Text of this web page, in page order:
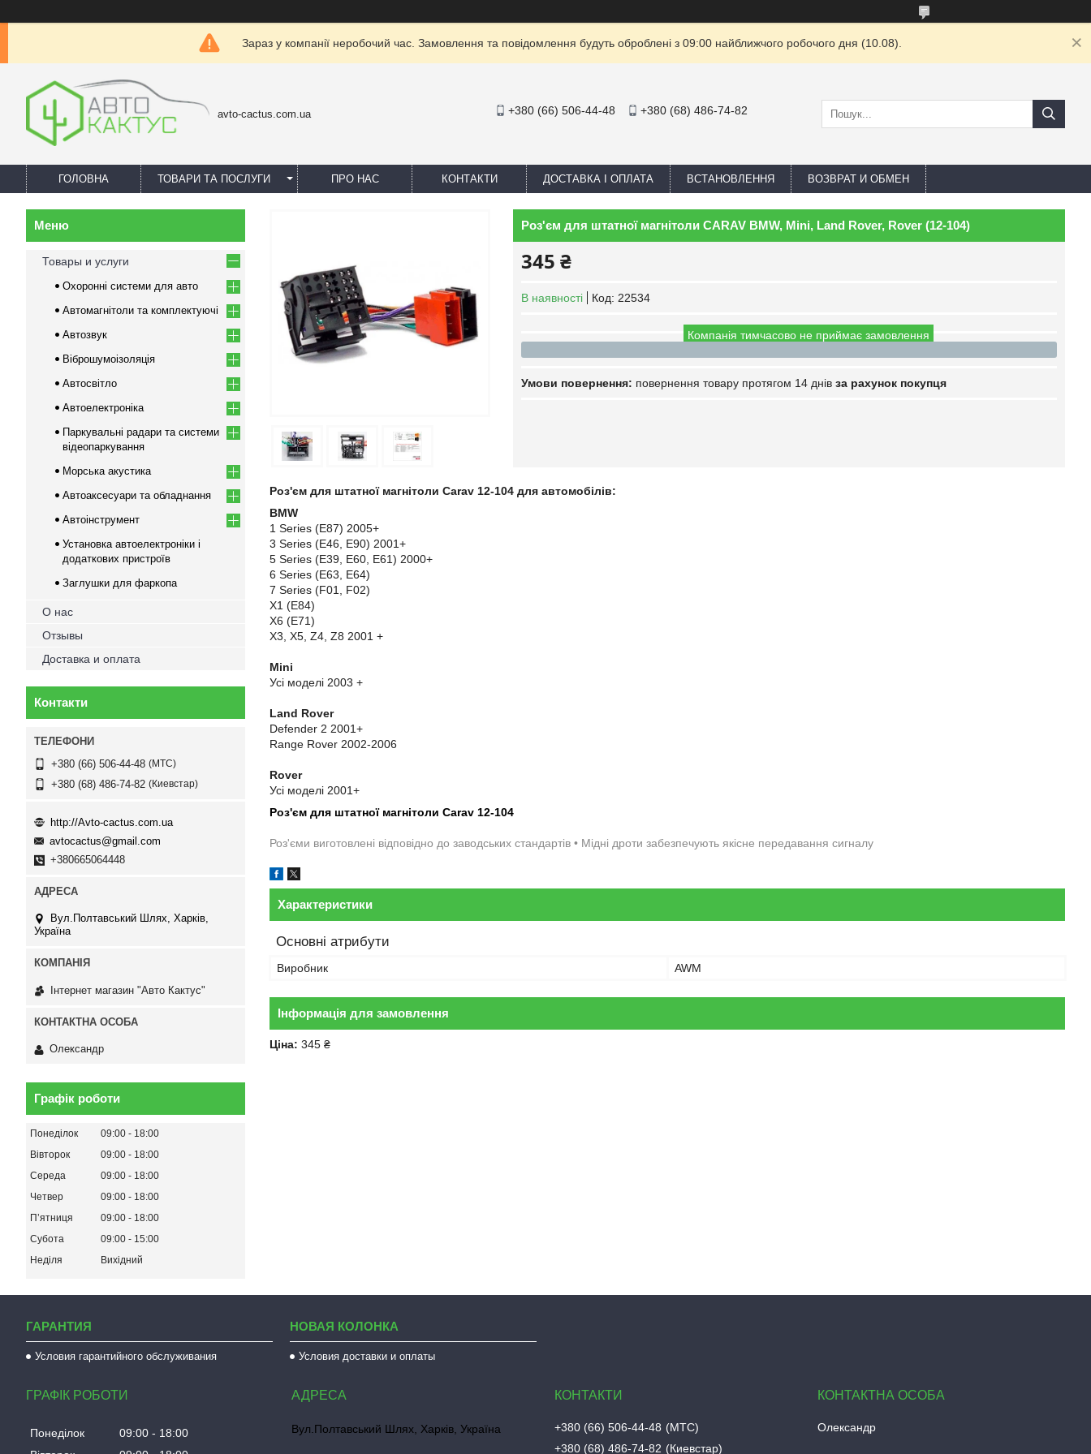
Зараз у компанії неробочий час. Замовлення та повідомлення будуть оброблені з 09:00 найближчого робочого дня (10.08).
avto-cactus.com.ua +380 (66) 506-44-48 +380 (68) 486-74-82
ГОЛОВНА ТОВАРИ ТА ПОСЛУГИ ПРО НАС КОНТАКТИ ДОСТАВКА І ОПЛАТА ВСТАНОВЛЕННЯ ВОЗВРАТ И ОБМЕН
Роз'єм для штатної магнітоли CARAV BMW, Mini, Land Rover, Rover (12-104)
345 ₴
В наявності Код: 22534
Компанія тимчасово не приймає замовлення
повернення товару протягом 14 днів за рахунок покупця
Роз'єм для штатної магнітоли Carav 12-104 для автомобілів:
BMW
1 Series (E87) 2005+
3 Series (E46, E90) 2001+
5 Series (E39, E60, E61) 2000+
6 Series (E63, E64)
7 Series (F01, F02)
X1 (E84)
X6 (E71)
X3, X5, Z4, Z8 2001 +
Mini
Усі моделі 2003 +
Land Rover
Defender 2 2001+
Range Rover 2002-2006
Rover
Усі моделі 2001+
Роз'єм для штатної магнітоли Carav 12-104
Роз'єми виготовлені відповідно до заводських стандартів • Мідні дроти забезпечують якісне передавання сигналу
Характеристики
Основні атрибути
Виробник AWM
Інформація для замовлення
Ціна: 345 ₴
Товары и услуги
Охоронні системи для авто
Автомагнітоли та комплектуючі
Автозвук
Віброшумоізоляція
Автосвітло
Автоелектроніка
Паркувальні радари та системи
відеопаркування
Морська акустика
Автоаксесуари та обладнання
Автоінструмент
Установка автоелектроніки і
додаткових пристроїв
Заглушки для фаркопа
О нас
Отзывы
Доставка и оплата
Контакти
+380 (66) 506-44-48 МТС
+380 (68) 486-74-82 Киевстар
http://Avto-cactus.com.ua
avtocactus@gmail.com
+380665064448
Вул.Полтавський Шлях, Харків,
Україна
Інтернет магазин "Авто Кактус"
Олександр
Графік роботи
Понеділок 09:00
18:00
Вівторок
09:00
18:00
Середа
09:00
18:00
Четвер
09:00
18:00
Пʼятниця
09:00
18:00
Субота
09:00
15:00
Неділя
Вихідний
ГАРАНТИЯ
Условия гарантийного обслуживания
НОВАЯ КОЛОНКА
Условия доставки и оплаты
ГРАФІК РОБОТИ
Понеділок 09:00
18:00
Вул.Полтавський Шлях, Харків, Україна +380 (66) 506-44-48
МТС
+380 (68) 486-74-82
Киевстар
Олександр